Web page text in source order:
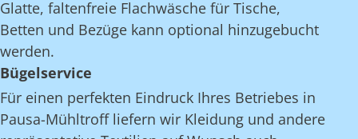
Glatte, faltenfreie Flachwäsche für Tische,
Betten und Bezüge kann optional hinzugebucht
werden.
Bügelservice
Für einen perfekten Eindruck Ihres Betriebes in
Pausa-Mühltroff liefern wir Kleidung und andere